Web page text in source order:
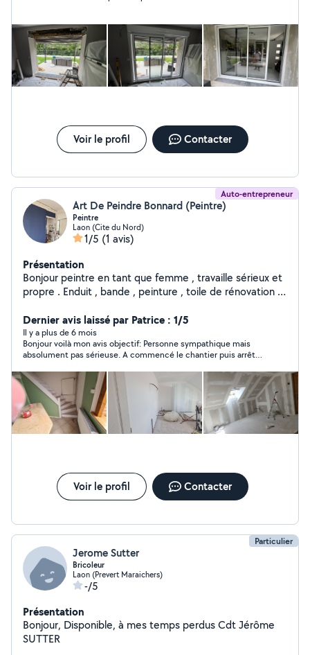
Voir le profil Contacter
Auto-entrepreneur
Art De Peindre Bonnard (Peintre)
Peintre
Laon (Cite du Nord)
1/5 (1 avis)
Présentation
Bonjour peintre en tant que femme , travaille sérieux et
propre . Enduit , bande , peinture , toile de rénovation .
Dernier avis laissé par Patrice : 1/5
Il y a plus de 6 mois
Bonjour voilà mon avis objectif: Personne sympathique mais
absolument pas sérieuse. A commencé le chantier puis arrêt
fortement. Cordialement
Voir le profil Contacter
Particulier
Jerome Sutter
Bricoleur
Laon (Prevert Maraichers)
-/5
Présentation
Bonjour, Disponible, à mes temps perdus Cdt Jérôme
SUTTER